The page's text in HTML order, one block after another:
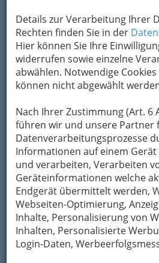
Details zur Verarbeitung Ihrer
Rechten finden Sie in der
Hier können Sie Ihre
widerrufen sowie einzelne
abwählen. Notwendige
können nicht abgewählt
Nach Ihrer Zustimmung (Art. 6
führen wir und unsere Partner
Datenverarbeitungsprozesse
Informationen auf einem
und verarbeiten, Verarbeiten
Geräteinformationen welche
Endgerät übermittelt werden,
Webseiten-Optimierung,
Inhalte, Personalisierung von
Inhalten, Personalisierte
Login-Daten,
Kontaktaufnahme
Um die Info-Graz Firmenvor
bewahren, verwenden wir an
Übermittlung Ihrer
Formular. Ihre Nachricht
Unternehmen ABXEO KG
Mein Name
Meine Email Adresse
Mein Betreff